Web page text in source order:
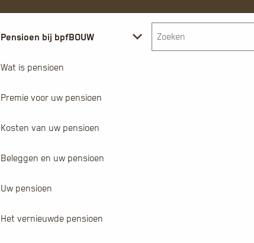
Pensioen bij bpfBOUW
Wat is pensioen
Premie voor uw pensioen
Kosten van uw pensioen
Beleggen en uw pensioen
Uw pensioen
Het vernieuwde pensioen